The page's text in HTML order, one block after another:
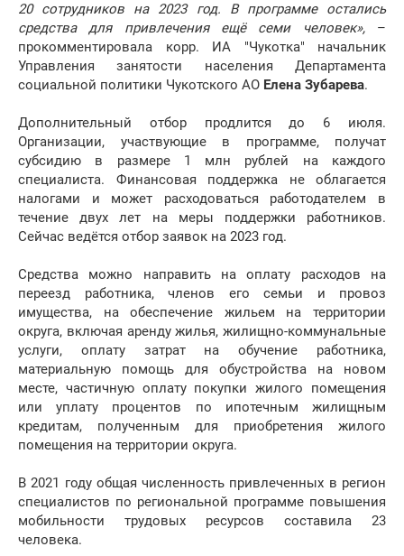
20 сотрудников на 2023 год. В программе остались
средства для привлечения ещё семи человек»,–
прокомментировала корр. ИА "Чукотка" начальник
Управления занятости населения Департамента
социальной политики Чукотского АО Елена Зубарева.
Дополнительный отбор продлится до 6 июля.
Организации, участвующие в программе, получат
субсидию в размере 1 млн рублей на каждого
специалиста. Финансовая поддержка не облагается
налогами и может расходоваться работодателем в
течение двух лет на меры поддержки работников.
Сейчас ведётся отбор заявок на 2023 год.
Средства можно направить на оплату расходов на
переезд работника, членов его семьи и провоз
имущества, на обеспечение жильем на территории
округа, включая аренду жилья, жилищно-коммунальные
услуги, оплату затрат на обучение работника,
материальную помощь для обустройства на новом
месте, частичную оплату покупки жилого помещения
или уплату процентов по ипотечным жилищным
кредитам, полученным для приобретения жилого
помещения на территории округа.
В 2021 году общая численность привлеченных в регион
специалистов по региональной программе повышения
мобильности трудовых ресурсов составила 23
человека.